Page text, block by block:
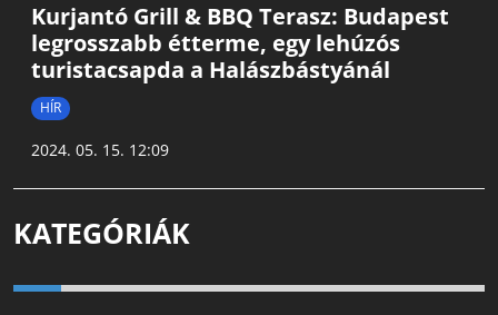
Kurjantó Grill & BBQ Terasz: Budapest
legrosszabb étterme, egy lehúzós
turistacsapda a Halászbástyánál
HÍR
2024. 05. 15. 12:09
KATEGÓRIÁK